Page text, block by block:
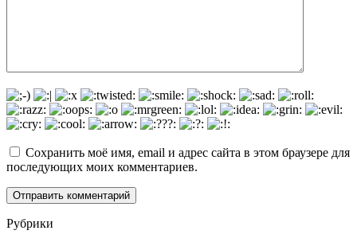
Сохранить моё имя, email и адрес сайта в этом браузере для
последующих моих комментариев.
Рубрики